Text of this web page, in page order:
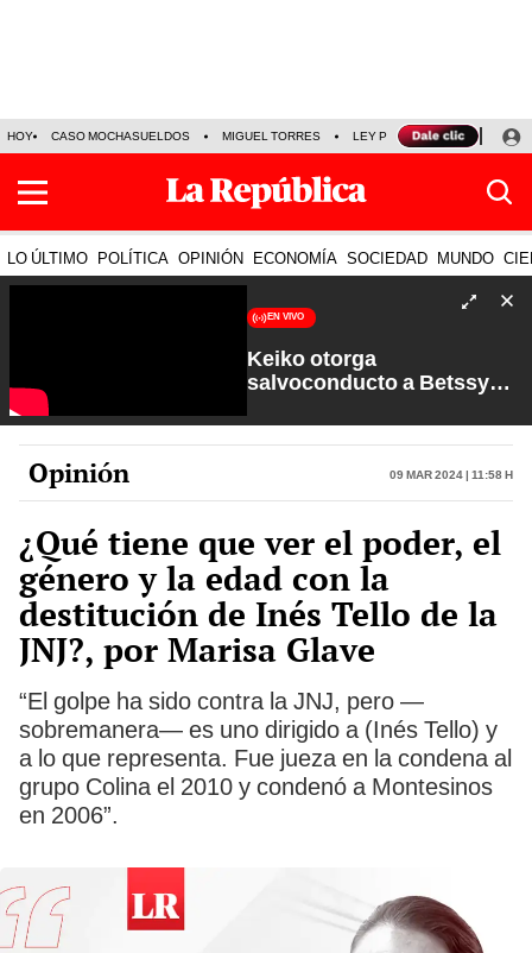
HOY CASO MOCHASUELDOS MIGUEL TORRES LEY PULPÍN PRECIO DEL
LO ÚLTIMO POLÍTICA OPINIÓN ECONOMÍA SOCIEDAD MUNDO
EN VIVO
Keiko otorga
salvoconducto a Betssy
Petroperú | Sin Guion con
Rosa María Palacios
Opinión 09 Mar 2024 | 11:58 h
¿Qué tiene que ver el poder, el
género y la edad con la
destitución de Inés Tello de la
JNJ?, por Marisa Glave
“El golpe ha sido contra la JNJ, pero —
sobremanera— es uno dirigido a (Inés Tello) y
a lo que representa. Fue jueza en la condena al
grupo Colina el 2010 y condenó a Montesinos
en 2006”.